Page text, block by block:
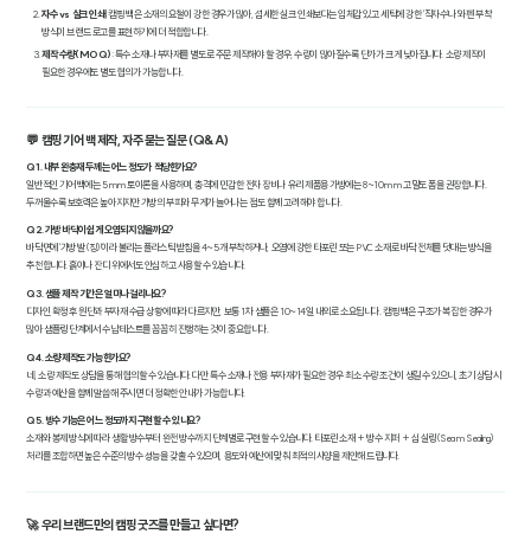
자수 vs 실크 인쇄: 캠핑 백은 소재의 요철이 강한 경우가 많아, 섬세한 실크 인쇄보다는 입체감 있고 세탁에 강한 '직자수'나 '와펜 부착'
방식이 브랜드 로고를 표현하기에 더 적합합니다.
제작 수량(MOQ) : 특수 소재나 부자재를 별도로 주문 제작해야 할 경우, 수량이 많아질수록 단가가 크게 낮아집니다. 소량 제작이
필요한 경우에도 별도 협의가 가능합니다.
💬 캠핑 기어 백 제작, 자주 묻는 질문 (Q&A)
Q1. 내부 완충재 두께는 어느 정도가 적당한가요?
일반적인 기어 백에는 5mm 토이론을 사용하며, 충격에 민감한 전자 장비나 유리 제품용 가방에는 8~10mm 고밀도 폼을 권장합니다.
두꺼울수록 보호력은 높아지지만 가방의 부피와 무게가 늘어나는 점도 함께 고려해야 합니다.
Q2. 가방 바닥이 쉽게 오염되지 않을까요?
바닥면에 '가방 발(징)'이라 불리는 플라스틱 받침을 4~5개 부착하거나, 오염에 강한 타포린 또는 PVC 소재로 바닥 전체를 덧대는 방식을
추천합니다. 흙이나 잔디 위에서도 안심하고 사용할 수 있습니다.
Q3. 샘플 제작 기간은 얼마나 걸리나요?
디자인 확정 후 원단과 부자재 수급 상황에 따라 다르지만, 보통 1차 샘플은 10~14일 내외로 소요됩니다. 캠핑 백은 구조가 복잡한 경우가
많아 샘플링 단계에서 수납 테스트를 꼼꼼히 진행하는 것이 중요합니다.
Q4. 소량 제작도 가능한가요?
네, 소량 제작도 상담을 통해 협의할 수 있습니다. 다만 특수 소재나 전용 부자재가 필요한 경우 최소 수량 조건이 생길 수 있으니, 초기 상담 시
수량과 예산을 함께 말씀해 주시면 더 정확한 안내가 가능합니다.
Q5. 방수 기능은 어느 정도까지 구현할 수 있나요?
소재와 봉제 방식에 따라 생활 방수부터 완전 방수까지 단계별로 구현할 수 있습니다. 타포린 소재 + 방수 지퍼 + 심 실링(Seam Sealing)
처리를 조합하면 높은 수준의 방수 성능을 갖출 수 있으며, 용도와 예산에 맞춰 최적의 사양을 제안해 드립니다.
🚀 우리 브랜드만의 캠핑 굿즈를 만들고 싶다면?